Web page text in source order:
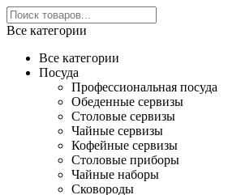
Все категории
Все категории
Посуда
Профессиональная посуда
Обеденные сервизы
Столовые сервизы
Чайные сервизы
Кофейные сервизы
Столовые приборы
Чайные наборы
Сковороды